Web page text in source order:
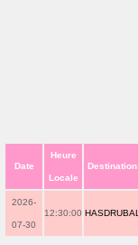
Date
Heure
Locale
Destination
2026-
07-30
12:30:00 HASDRUBAL